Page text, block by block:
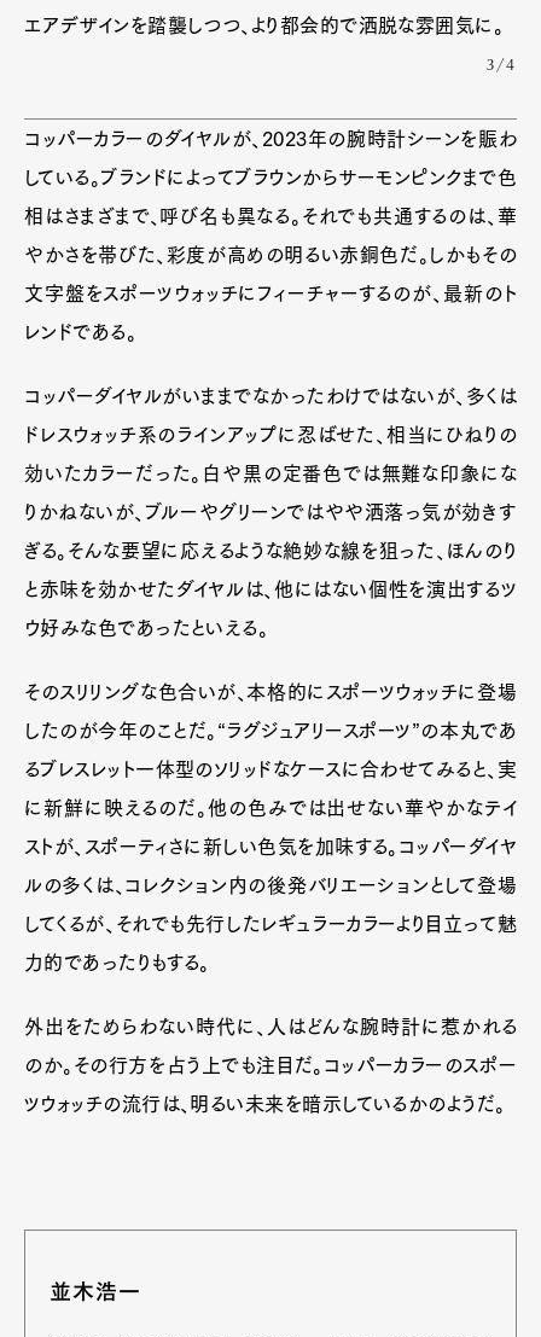
エアデザインを踏襲しつつ、より都会的で洒脱な雰囲気に。
3/4
コッパーカラーのダイヤルが、2023年の腕時計シーンを賑わ
している。ブランドによってブラウンからサーモンピンクまで色
相はさまざまで、呼び名も異なる。それでも共通するのは、華
やかさを帯びた、彩度が高めの明るい赤銅色だ。しかもその
文字盤をスポーツウォッチにフィーチャーするのが、最新のト
レンドである。
コッパーダイヤルがいままでなかったわけではないが、多くは
ドレスウォッチ系のラインアップに忍ばせた、相当にひねりの
効いたカラーだった。白や黒の定番色では無難な印象にな
りかねないが、ブルーやグリーンではやや洒落っ気が効きす
ぎる。そんな要望に応えるような絶妙な線を狙った、ほんのり
と赤味を効かせたダイヤルは、他にはない個性を演出するツ
ウ好みな色であったといえる。
そのスリリングな色合いが、本格的にスポーツウォッチに登場
したのが今年のことだ。“ラグジュアリースポーツ”の本丸であ
るブレスレット一体型のソリッドなケースに合わせてみると、実
に新鮮に映えるのだ。他の色みでは出せない華やかなテイ
ストが、スポーティさに新しい色気を加味する。コッパーダイヤ
ルの多くは、コレクション内の後発バリエーションとして登場
してくるが、それでも先行したレギュラーカラーより目立って魅
力的であったりもする。
外出をためらわない時代に、人はどんな腕時計に惹かれる
のか。その行方を占う上でも注目だ。コッパーカラーのスポー
ツウォッチの流行は、明るい未来を暗示しているかのようだ。
並木浩一